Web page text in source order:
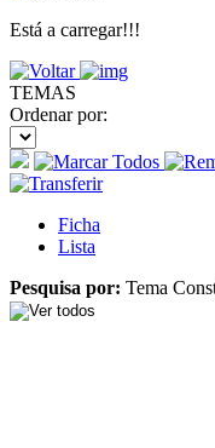
Está a carregar!!!
TEMAS
Ordenar por:
Ficha
Lista
Pesquisa por: Tema